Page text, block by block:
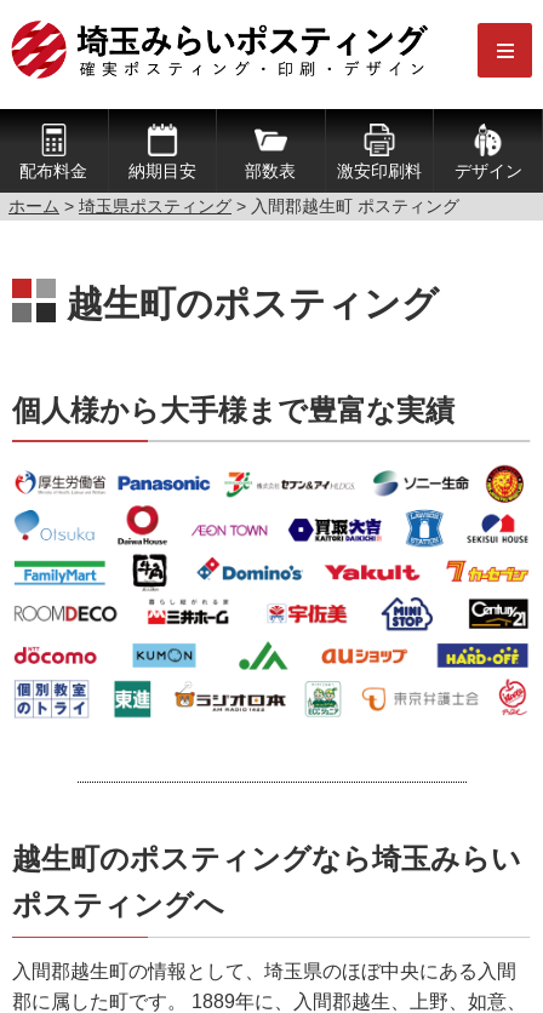
配布料金 納期目安 部数表 激安印刷料
デザイン
ホーム > 埼玉県ポスティング> 入間郡越生町 ポスティング
越生町のポスティング
個人様から大手様まで豊富な実績
越生町のポスティングなら埼玉みらい
ポスティングへ
入間郡越生町の情報として、埼玉県のほぼ中央にある入間
郡に属した町です。 1889年に、入間郡越生、上野、如意、